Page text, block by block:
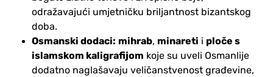
odražavajući umjetničku briljantnost bizantskog
doba.
Osmanski dodaci: mihrab, minareti i ploče s
islamskom kaligrafijom koje su uveli Osmanlije
dodatno naglašavaju veličanstvenost građevine,